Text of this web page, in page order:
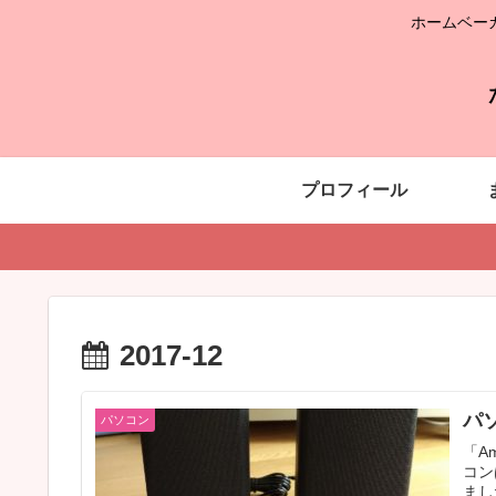
ホームベー
プロフィール
2017-12
パソコン パ
「
コ
ま